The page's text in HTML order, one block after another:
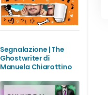
Segnalazione | The
Ghostwriter di
Manuela Chiarottino